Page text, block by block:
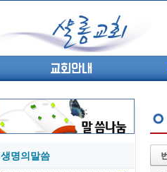
교회안내
생명의말씀
05-27